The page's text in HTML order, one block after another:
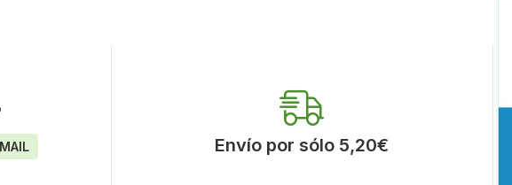
Envío por sólo 5,20€